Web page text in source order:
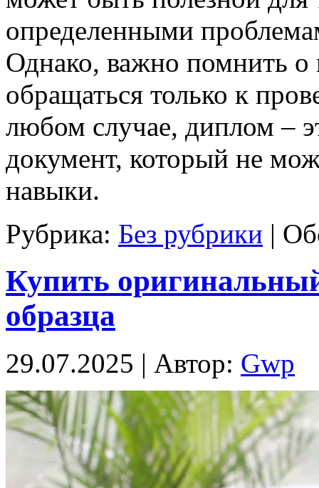
определенными
Однако, важно помнить
обращаться только к
любом случае, диплом –
документ, который не
навыки.
Рубрика: Без рубрики |
Купить
образца
29.07.2025 | Автор: Gwp